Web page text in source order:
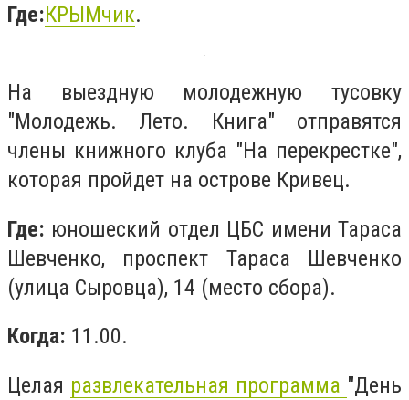
Где:КРЫМчик.
На выездную молодежную тусовку
"Молодежь. Лето. Книга" отправятся
члены книжного клуба "На перекрестке",
которая пройдет на острове Кривец.
Где: юношеский отдел ЦБС имени Тараса
Шевченко, проспект Тараса Шевченко
(улица Сыровца), 14 (место сбора).
Когда: 11.00.
Целая развлекательная программа "День